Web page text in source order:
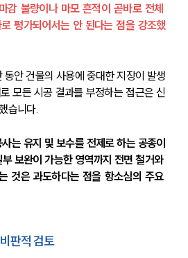
감 불량이나 마모 흔적이 곧바로 전체
평가되어서는 안 된다는 점을 강조했
동안 건물의 사용에 중대한 지장이 발생
모든 시공 결과를 부정하는 접근은 신
습니다.
는 유지 및 보수를 전제로 하는 공종이
보완이 가능한 영역까지 전면 철거와
것은 과도하다는 점을 항소심의 주요
판적 검토